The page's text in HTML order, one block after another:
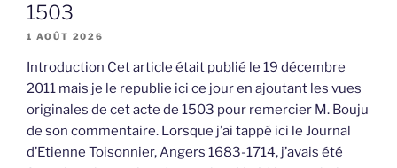
1503
1 AOÛT 2026
Introduction Cet article était publié le 19 décembre
2011 mais je le republie ici ce jour en ajoutant les vues
originales de cet acte de 1503 pour remercier M. Bouju
de son commentaire. Lorsque j’ai tappé ici le Journal
d’Etienne Toisonnier, Angers 1683-1714, j’avais été